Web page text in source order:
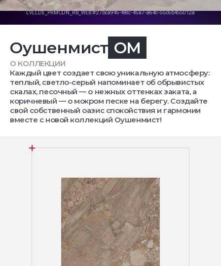
Оушенмист OM
О КОЛЛЕКЦИИ
Каждый цвет создает свою уникальную атмосферу:
теплый, светло-серый напоминает об обрывистых
скалах, песочный — о нежных оттенках заката, а
коричневый — о мокром песке на берегу. Создайте
свой собственный оазис спокойствия и гармонии
вместе с новой коллекций Оушенмист!